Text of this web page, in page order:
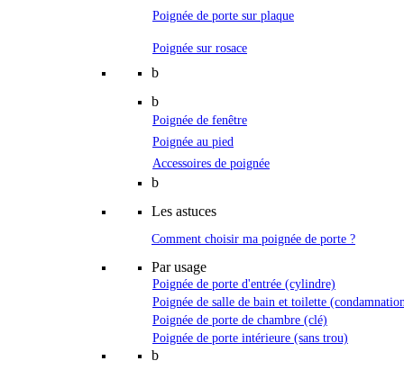
Poignée de porte sur plaque
Poignée sur rosace
b
b
Poignée de fenêtre
Poignée au pied
Accessoires de poignée
b
Les astuces
Comment choisir ma poignée de porte ?
Par usage
Poignée de porte d'entrée (cylindre)
Poignée de salle de bain et toilette
Poignée de porte de chambre (clé)
Poignée de porte intérieure (sans trou)
b